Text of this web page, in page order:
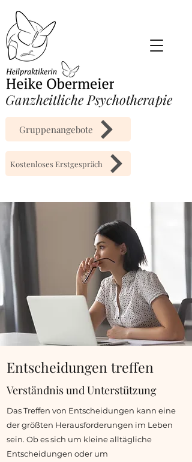
​Ganzheitliche Psychotherapie
Gruppenangebote
Kostenloses Erstgespräch
Entscheidungen treffen
Verständnis und Unterstützung
Das Treffen von Entscheidungen kann eine
der größten Herausforderungen im Leben
sein. Ob es sich um kleine alltägliche
Entscheidungen oder um